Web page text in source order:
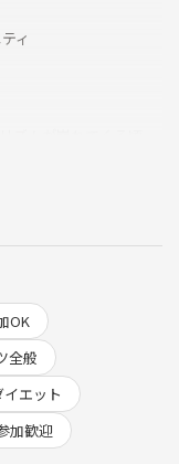
ィ
取り戻していく。
す。
みたい方
OK
全般
イエット
加歓迎